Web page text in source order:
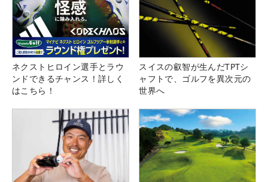
ネクストヒロイン選手とラウ
ンドできるチャンス！詳しく
はこちら！
スイスの叡智が生んだTPTシ
ャフトで、ゴルフを異次元の
世界へ